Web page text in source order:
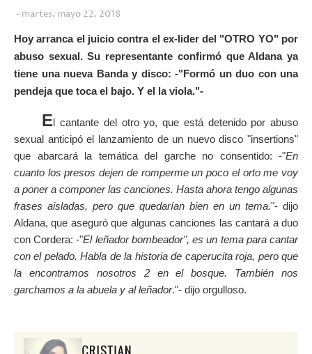
martes, mayo 22, 2018
Hoy arranca el juicio contra el ex-lider del "OTRO YO" por
abuso sexual. Su representante confirmó que Aldana ya
tiene una nueva Banda y disco: -"Formó un duo con una
pendeja que toca el bajo. Y el la viola."-
El cantante del otro yo, que está detenido por abuso
sexual anticipó el lanzamiento de un nuevo disco "insertions"
que abarcará la temática del garche no consentido: -"En
cuanto los presos dejen de romperme un poco el orto me voy
a poner a componer las canciones. Hasta ahora tengo algunas
frases aisladas, pero que quedarían bien en un tema."- dijo
Aldana, que aseguró que algunas canciones las cantará a duo
con Cordera: -"El leñador bombeador", es un tema para cantar
con el pelado. Habla de la historia de caperucita roja, pero que
la encontramos nosotros 2 en el bosque. También nos
garchamos a la abuela y al leñador."- dijo orgulloso.